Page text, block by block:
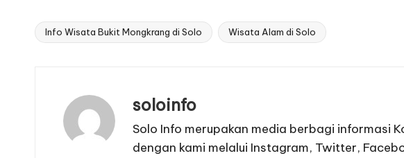
Tags:
Info Wisata Bukit Mongkrang di Solo Wisata Alam di Solo
soloinfo
Solo Info merupakan media berbagi informasi
dengan kami melalui Instagram, Twitter,